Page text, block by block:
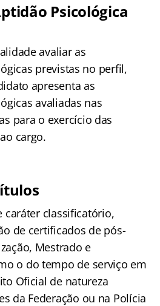
Psicológica
avaliar as
previstas no perfil,
apresenta as
avaliadas nas
para o exercício das
cargo.
caráter classificatório,
de certificados de pós-
Mestrado e
o do tempo de serviço em
Oficial de natureza
da Federação ou na Polícia